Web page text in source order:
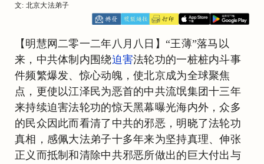
文: 北京大法弟子
【明慧网二零一二年八月八日】“王薄”落马以
来，中共体制内围绕迫害法轮功的一桩桩内斗事
件频繁爆发、惊心动魄，使北京成为全球聚焦
点，更使以江泽民为恶首的中共流氓集团十三年
来持续迫害法轮功的惊天黑幕曝光海内外，众多
的民众因此而看清了中共的邪恶，明晓了法轮功
真相，感佩大法弟子十多年来为坚持真理、伸张
正义而抵制和清除中共邪恶所做出的巨大付出与